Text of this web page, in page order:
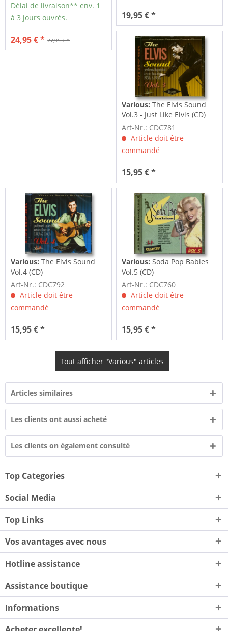
Délai de livraison** env. 1
à 3 jours ouvrés.
27,95 € *
24,95 € *
19,95 € *
Various:The Elvis Sound
Vol.3 - Just Like Elvis (CD)
Art-Nr.: CDC781
Article doit être
commandé
15,95 € *
Various:The Elvis Sound
Vol.4 (CD)
Art-Nr.: CDC792
Article doit être
commandé
15,95 € *
Various:Soda Pop Babies
Vol.5 (CD)
Art-Nr.: CDC760
Article doit être
commandé
15,95 € *
Tout afficher "Various" articles
Articles similaires
Les clients ont aussi acheté
Les clients on également consulté
Top Categories
Social Media
Top Links
Vos avantages avec nous
Hotline assistance
Assistance boutique
Informations